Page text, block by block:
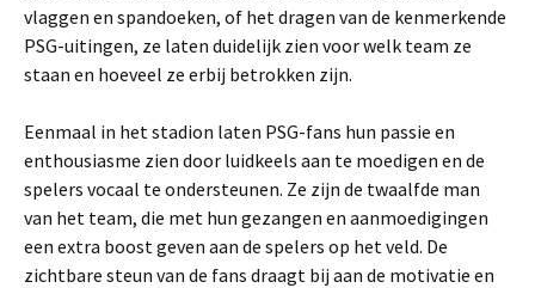
vlaggen en spandoeken, of het dragen van de kenmerkende
PSG-uitingen, ze laten duidelijk zien voor welk team ze
staan en hoeveel ze erbij betrokken zijn.
Eenmaal in het stadion laten PSG-fans hun passie en
enthousiasme zien door luidkeels aan te moedigen en de
spelers vocaal te ondersteunen. Ze zijn de twaalfde man
van het team, die met hun gezangen en aanmoedigingen
een extra boost geven aan de spelers op het veld. De
zichtbare steun van de fans draagt bij aan de motivatie en